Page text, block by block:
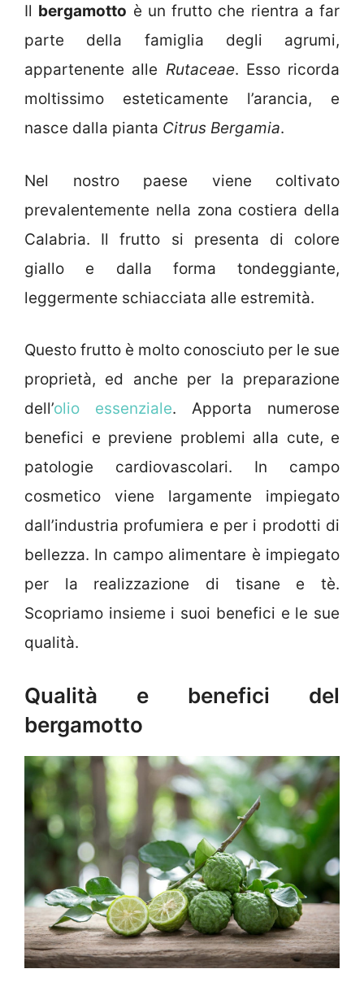
Il bergamotto è un frutto che rientra a far
parte della famiglia degli agrumi,
appartenente alle Rutaceae. Esso ricorda
moltissimo esteticamente l’arancia, e
nasce dalla pianta Citrus Bergamia.
Nel nostro paese viene coltivato
prevalentemente nella zona costiera della
Calabria. Il frutto si presenta di colore
giallo e dalla forma tondeggiante,
leggermente schiacciata alle estremità.
Questo frutto è molto conosciuto per le sue
proprietà, ed anche per la preparazione
dell’olio essenziale. Apporta numerose
benefici e previene problemi alla cute, e
patologie cardiovascolari. In campo
cosmetico viene largamente impiegato
dall’industria profumiera e per i prodotti di
bellezza. In campo alimentare è impiegato
per la realizzazione di tisane e tè.
Scopriamo insieme i suoi benefici e le sue
qualità.
Qualità e benefici del
bergamotto